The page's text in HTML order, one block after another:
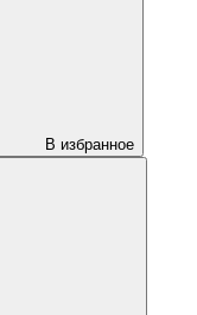
В избранное